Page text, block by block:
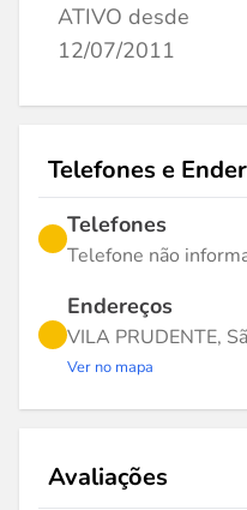
ATIVO desde
12/07/2011
Telefones e
Telefones
Telefone não
Endereços
VILA PRUDENTE,
Ver no mapa
Avaliações